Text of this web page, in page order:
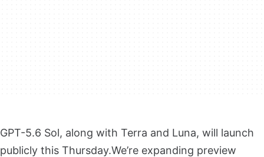
GPT-5.6 Sol, along with Terra and Luna, will launch
publicly this Thursday.We’re expanding preview